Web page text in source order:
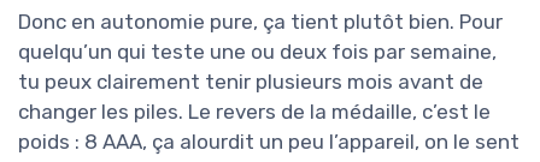
Donc en autonomie pure, ça tient plutôt bien. Pour
quelqu’un qui teste une ou deux fois par semaine,
tu peux clairement tenir plusieurs mois avant de
changer les piles. Le revers de la médaille, c’est le
poids : 8 AAA, ça alourdit un peu l’appareil, on le sent